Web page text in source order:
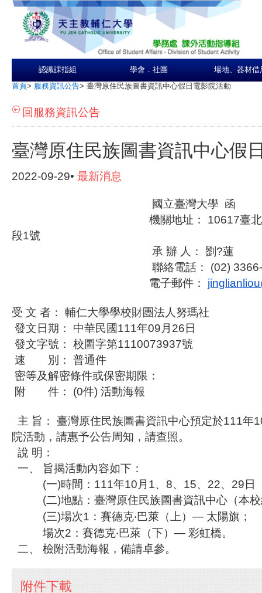
認識課指組 學會．社團 場地、器材借
首頁> 服務資訊公告> 臺灣原住民族圖書資訊中心假日電影院活動
回服務資訊公告
臺灣原住民族圖書資訊中心假
2022-09-29• 最新消息
國立臺灣大學 函
機關地址： 10617臺北市大安
段1號
承 辦 人： 劉?蓮
聯絡電話： (02) 3366-
電子郵件：
受 文 者： 輔仁大學學校財團法人努瑪社
發文日期： 中華民國111年09月26日
發文字號： 校圖字第1110073937號
速 別： 普通件
密等及解密條件或保密期限：
附 件： (0件) 活動海報
主 旨： 臺灣原住民族圖書資訊中心預定於111年
院活動，請惠予公告周知，請查照。
說 明：
一、 旨揭活動內容如下：
(一)時間：111年10月1、8、15、22、29日
(二)地點：臺灣原住民族圖書資訊中心（本校
(三)場次1：賽德克‧巴萊（上）— 太陽旗；
場次2：賽德克‧巴萊（下）— 彩虹橋。
二、 檢附活動海報，備請卓參。
附件下載